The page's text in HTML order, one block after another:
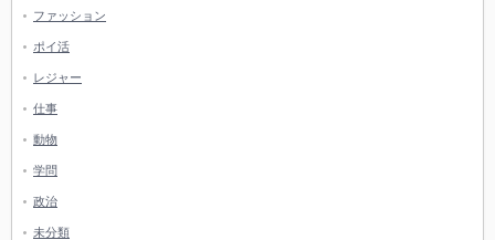
ファッション
ポイ活
レジャー
仕事
動物
学問
政治
未分類